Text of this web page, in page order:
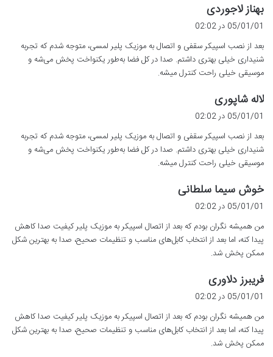
بهناز لاجوردی
ف
:
05/01/01 در 02:02
بعد از نصب اسپیکر سقفی و اتصال به موزیک پلیر لمسی، متوجه شدم که تجربه
شنیداری خیلی بهتری داشتم. صدا در کل فضا به‌طور یکنواخت پخش می‌شه و
موسیقی خیلی راحت کنترل میشه.
لاله شاپوری
ف
:
05/01/01 در 02:02
بعد از نصب اسپیکر سقفی و اتصال به موزیک پلیر لمسی، متوجه شدم که تجربه
شنیداری خیلی بهتری داشتم. صدا در کل فضا به‌طور یکنواخت پخش می‌شه و
موسیقی خیلی راحت کنترل میشه.
خوش سیما سلطانی
:
05/01/01 در 02:02
من همیشه نگران بودم که بعد از اتصال اسپیکر به موزیک پلیر کیفیت صدا کاهش
پیدا کنه، اما بعد از انتخاب کابل‌های مناسب و تنظیمات صحیح، صدا به بهترین شکل
ممکن پخش شد.
فریبرز دلاوری
ف
:
05/01/01 در 02:02
من همیشه نگران بودم که بعد از اتصال اسپیکر به موزیک پلیر کیفیت صدا کاهش
پیدا کنه، اما بعد از انتخاب کابل‌های مناسب و تنظیمات صحیح، صدا به بهترین شکل
ممکن پخش شد.